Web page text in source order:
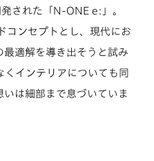
された「N-ONE e:」。
コンセプトとし、現代にお
最適解を導き出そうと試み
くインテリアについても同
いは細部まで息づいていま